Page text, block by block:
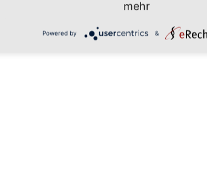
mehr
Powered by &